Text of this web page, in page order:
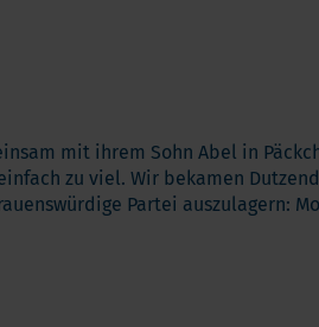
mit ihrem Sohn Abel in
zu viel. Wir bekamen
Partei auszulagern: